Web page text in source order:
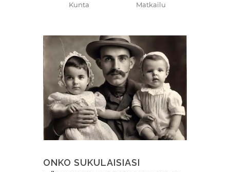
Kunta Matkailu
ONKO SUKULAISIASI